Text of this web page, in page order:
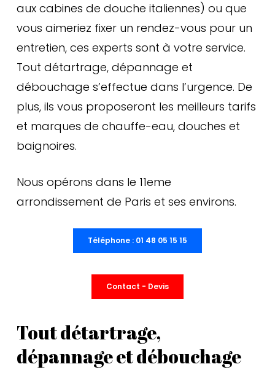
aux cabines de douche italiennes) ou que
vous aimeriez fixer un rendez-vous pour un
entretien, ces experts sont à votre service.
Tout détartrage, dépannage et
débouchage s’effectue dans l’urgence. De
plus, ils vous proposeront les meilleurs tarifs
et marques de chauffe-eau, douches et
baignoires.
Nous opérons dans le 11eme
arrondissement de Paris et ses environs.
Téléphone : 01 48 05 15 15
Contact - Devis
Tout détartrage,
dépannage et débouchage